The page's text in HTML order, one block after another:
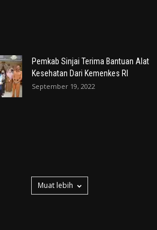
Pemkab Sinjai Terima Bantuan Alat
Kesehatan Dari Kemenkes RI
September 19, 2022
Muat lebih